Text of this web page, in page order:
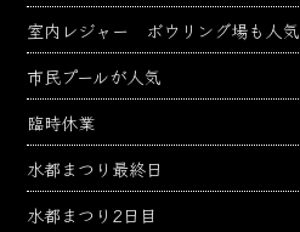
室内レジャー ボウリング場も人気
市民プールが人気
臨時休業
水都まつり最終日
水都まつり2日目